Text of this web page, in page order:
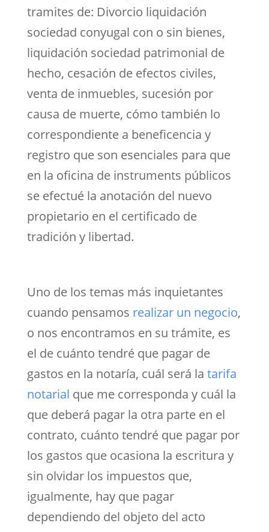
tramites de: Divorcio liquidación
sociedad conyugal con o sin bienes,
liquidación sociedad patrimonial de
hecho, cesación de efectos civiles,
venta de inmuebles, sucesión por
causa de muerte, cómo también lo
correspondiente a beneficencia y
registro que son esenciales para que
en la oficina de instruments públicos
se efectué la anotación del nuevo
propietario en el certificado de
tradición y libertad.
Uno de los temas más inquietantes
cuando pensamos realizar un negocio,
o nos encontramos en su trámite, es
el de cuánto tendré que pagar de
gastos en la notaría, cuál será la tarifa
notarial que me corresponda y cuál la
que deberá pagar la otra parte en el
contrato, cuánto tendré que pagar por
los gastos que ocasiona la escritura y
sin olvidar los impuestos que,
igualmente, hay que pagar
dependiendo del objeto del acto